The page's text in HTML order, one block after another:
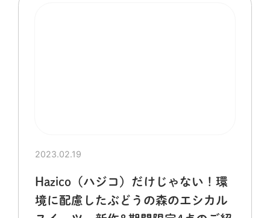
2023.02.19
Hazico（ハジコ）だけじゃない！環
境に配慮したぶどうの森のエシカル